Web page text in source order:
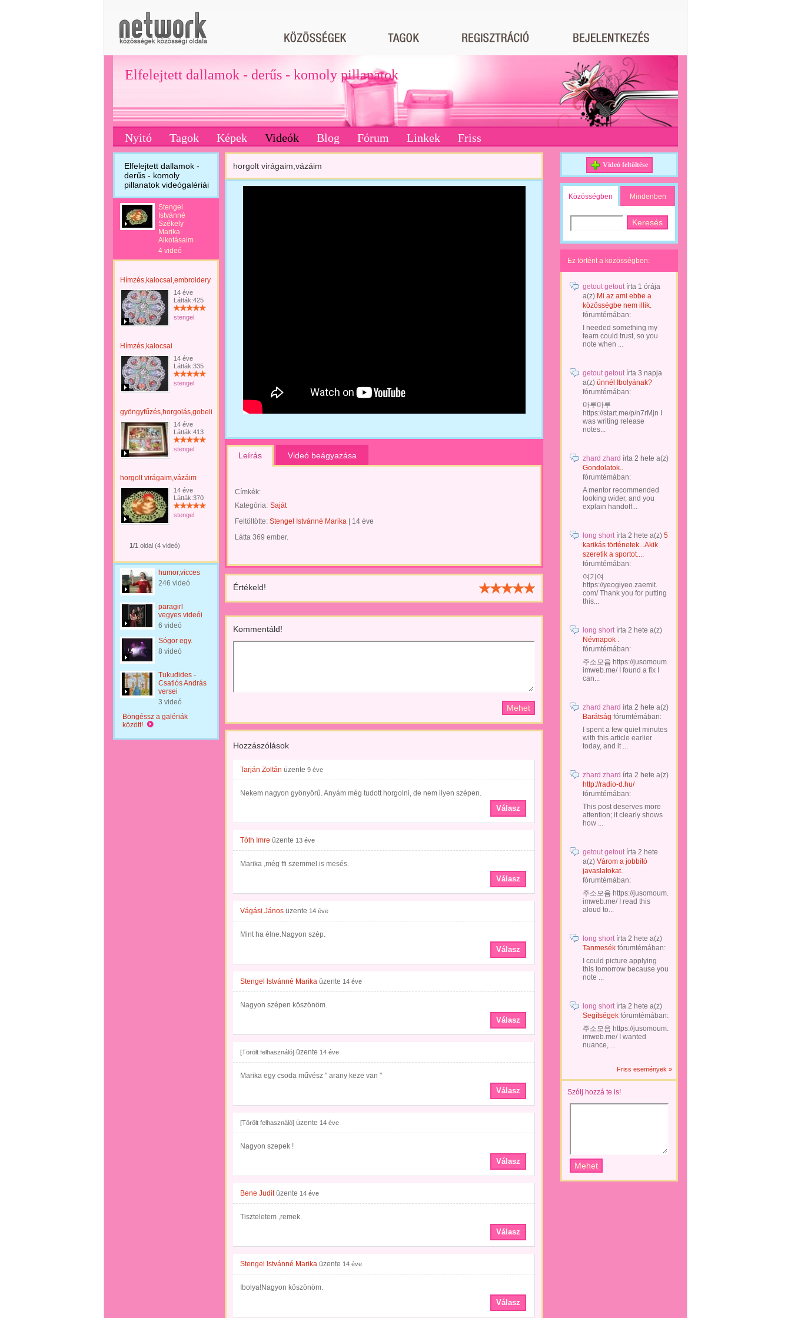
Elfelejtett dallamok - derűs - komoly pillanatok
Nyitó Tagok Képek Videók Blog Fórum Linkek Friss
Elfelejtett dallamok -
derűs - komoly
pillanatok videógalériái
Stengel
Istvánné
Székely
Marika
Alkotásaim
4 videó
Hímzés,kalocsai,embroidery
14 éve
Látták:425
stengel
Hímzés,kalocsai
14 éve
Látták:335
stengel
gyöngyfűzés,horgolás,gobelin,
14 éve
Látták:413
stengel
horgolt virágaim,vázáim
14 éve
Látták:370
stengel
1/1 oldal (4 videó)
humor,vicces
246 videó
paragirl
vegyes videói
6 videó
Sógor egy.
8 videó
Tukudides -
Csatlós András
versei
3 videó
Böngéssz a galériák
között!
horgolt virágaim,vázáim
Leírás Videó beágyazása
Címkék:
Kategória: Saját
Feltöltötte: Stengel Istvánné Marika
14 éve
Látta 369 ember.
Értékeld!
Kommentáld!
Hozzászólások
Tarján Zoltán üzente 9 éve
Nekem nagyon gyönyörű. Anyám még tudott horgolni, de nem ilyen szépen.
Válasz
Tóth Imre üzente 13 éve
Marika ,még ffi szemmel is mesés.
Válasz
Vágási János üzente 14 éve
Mint ha élne.Nagyon szép.
Válasz
Stengel Istvánné Marika üzente 14 éve
Nagyon szépen köszönöm.
Válasz
[Törölt felhasználó] üzente 14 éve
Marika egy csoda művész " arany keze van "
Válasz
[Törölt felhasználó] üzente 14 éve
Nagyon szepek !
Válasz
Bene Juditüzente 14 éve
Tiszteletem ,remek.
Válasz
Stengel Istvánné Marika üzente 14 éve
Ibolya!Nagyon köszönöm.
Válasz
Videó feltöltése
Közösségben Mindenben
Ez történt a közösségben:
getout getoutírta 1 órája
a(z) Mi az ami ebbe a
közösségbe nem illik.
fórumtémában:
I needed something my
team could trust, so you
note when ...
getout getoutírta 3 napja
a(z) ünnél Ibolyának?
fórumtémában:
마루마루
https://start.me/p/n7rMjn I
was writing release
notes...
zhard zhard írta 2 hete a(z)
Gondolatok..
fórumtémában:
A mentor recommended
looking wider, and you
explain handoff...
long shortírta 2 hete a(z) 5
karikás történetek...Akik
szeretik a sportot....
fórumtémában:
여기여
https://yeogiyeo.zaemit.
com/ Thank you for putting
this...
long shortírta 2 hete a(z)
Névnapok .
fórumtémában:
주소모음 https://jusomoum.
imweb.me/ I found a fix I
can...
zhard zhard írta 2 hete a(z)
Barátság fórumtémában:
I spent a few quiet minutes
with this article earlier
today, and it ...
zhard zhard írta 2 hete a(z)
http://radio-d.hu/
fórumtémában:
This post deserves more
attention; it clearly shows
how ...
getout getoutírta 2 hete
a(z) Várom a jobbító
javaslatokat.
fórumtémában:
주소모음 https://jusomoum.
imweb.me/ I read this
aloud to...
long shortírta 2 hete a(z)
Tanmesék fórumtémában:
I could picture applying
this tomorrow because you
note ...
long shortírta 2 hete a(z)
Segítségek fórumtémában:
주소모음 https://jusomoum.
imweb.me/ I wanted
nuance, ...
Friss események »
Szólj hozzá te is!